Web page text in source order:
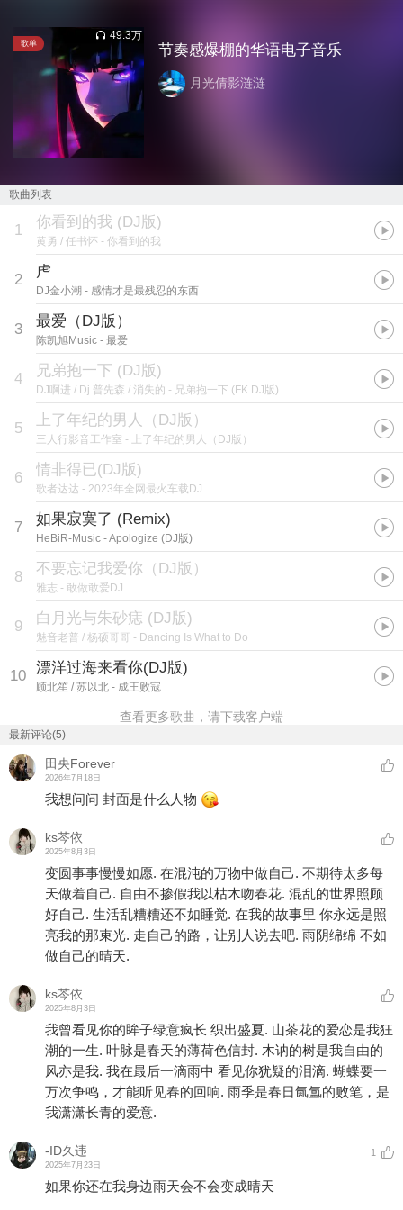
歌单
49.3万
节奏感爆棚的华语电子音乐
月光倩影涟涟
歌曲列表
1 你看到的我 (DJ版)
黄勇 / 任书怀 - 你看到的我
2 虍
DJ金小潮 - 感情才是最残忍的东西
3 最爱（DJ版）
陈凯旭Music - 最爱
4 兄弟抱一下 (DJ版)
DJ啊进 / Dj 普先森 / 消失的 - 兄弟抱一下 (FK DJ版)
5 上了年纪的男人（DJ版）
三人行影音工作室 - 上了年纪的男人（DJ版）
6 情非得已(DJ版)
歌者达达 - 2023年全网最火车载DJ
7 如果寂寞了 (Remix)
HeBiR-Music - Apologize (DJ版)
8 不要忘记我爱你（DJ版）
雅志 - 敢做敢爱DJ
9 白月光与朱砂痣 (DJ版)
魅音老普 / 杨硕哥哥 - Dancing Is What to Do
10 漂洋过海来看你(DJ版)
顾北笙 / 苏以北 - 成王败寇
查看更多歌曲，请下载客户端
最新评论(5)
田央Forever
2026年7月18日
我想问问 封面是什么人物
ks芩依
2025年8月3日
变圆事事慢慢如愿. 在混沌的万物中做自己. 不期待太多每
天做着自己. 自由不掺假我以枯木吻春花. 混乱的世界照顾
好自己. 生活乱糟糟还不如睡觉. 在我的故事里 你永远是照
亮我的那束光. 走自己的路，让别人说去吧. 雨阴绵绵 不如
做自己的晴天.
ks芩依
2025年8月3日
我曾看见你的眸子绿意疯长 织出盛夏. 山茶花的爱恋是我狂
潮的一生. 叶脉是春天的薄荷色信封. 木讷的树是我自由的
风亦是我. 我在最后一滴雨中 看见你犹疑的泪滴. 蝴蝶要一
万次争鸣，才能听见春的回响. 雨季是春日氤氲的败笔，是
我潇潇长青的爱意.
-ID久违
2025年7月23日
1
如果你还在我身边雨天会不会变成晴天